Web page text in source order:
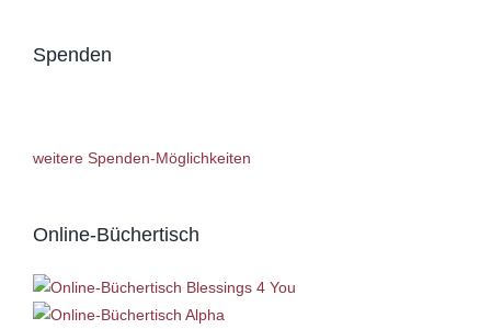
Spenden
weitere Spenden-Möglichkeiten
Online-Büchertisch